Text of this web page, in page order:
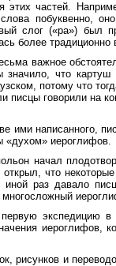
этих частей.
побуквенно,
слог («ра») был
более
важное
значило, что
потому что
писцы говорили на
ими написанного,
иероглифов.
начал
что
раз давало
экспедицию в
рисунков и